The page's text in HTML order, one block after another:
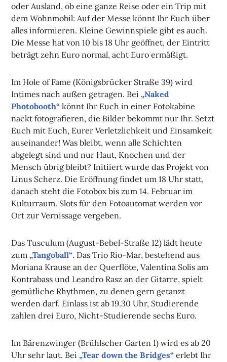
oder Ausland, ob eine ganze Reise oder ein Trip mit
dem Wohnmobil: Auf der Messe könnt Ihr Euch über
alles informieren. Kleine Gewinnspiele gibt es auch.
Die Messe hat von 10 bis 18 Uhr geöffnet, der Eintritt
beträgt zehn Euro normal, acht Euro ermäßigt.
Im Hole of Fame (Königsbrücker Straße 39) wird
Intimes nach außen getragen. Bei„Naked
Photobooth“ könnt Ihr Euch in einer Fotokabine
nackt fotografieren, die Bilder bekommt nur Ihr. Setzt
Euch mit Euch, Eurer Verletzlichkeit und Einsamkeit
auseinander! Was bleibt, wenn alle Schichten
abgelegt sind und nur Haut, Knochen und der
Mensch übrig bleibt? Initiiert wurde das Projekt von
Linus Scherz. Die Eröffnung findet um 18 Uhr statt,
danach steht die Fotobox bis zum 14. Februar im
Kulturraum. Slots für den Fotoautomat werden vor
Ort zur Vernissage vergeben.
Das Tusculum (August-Bebel-Straße 12) lädt heute
zum„Tangoball“. Das Trio Rio-Mar, bestehend aus
Moriana Krause an der Querflöte, Valentina Solís am
Kontrabass und Leandro Rasz an der Gitarre, spielt
gemütliche Rhythmen, zu denen gern getanzt
werden darf. Einlass ist ab 19.30 Uhr, Studierende
zahlen drei Euro, Nicht-Studierende sechs Euro.
Im Bärenzwinger (Brühlscher Garten 1) wird es ab 20
Uhr sehr laut. Bei„Tear down the Bridges“ erlebt Ihr